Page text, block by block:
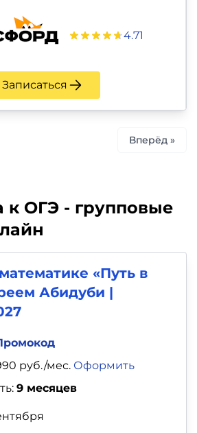
4.71
Записаться
Вперёд »
к ОГЭ - групповые
«Путь в
Абидуби |
9 месяцев
руб./мес. Оформить